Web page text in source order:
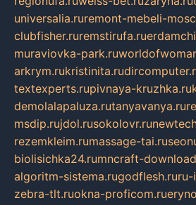
universalia.ruremont-mebeli-
clubfisher.ruremstirufa.ru
muraviovka-park.ru
arkrym.rukristinita.ru
textexperts.rupivnaya-kruzhka.ru
demolalapaluza.rutanyavanya.ru
msdip.rujdol.rusokolovr.ru
rezemkleim.rumassage-tai.ru
biolisichka24.rumncraft-
algoritm-sistema.rugodflesh.ruru-
zebra-tlt.ruokna-proficom.ru